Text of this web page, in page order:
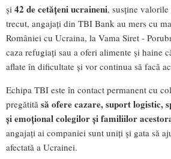
și 42 de cetățeni ucraineni, susține
trecut, angajați din TBI Bank au mers cu
României cu Ucraina, la Vama Siret -
caza refugiați sau a oferi alimente și haine
aflate în dificultate și vor continua să facă
Echipa TBI este în contact permanent cu
pregătită să ofere cazare, suport logistic,
și emoțional colegilor și familiilor
angajați ai companiei sunt uniți și gata să
afectată a Ucrainei.